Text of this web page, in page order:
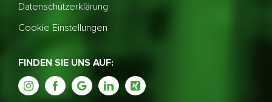
Datenschutzerklärung
Cookie Einstellungen
FINDEN SIE UNS AUF: